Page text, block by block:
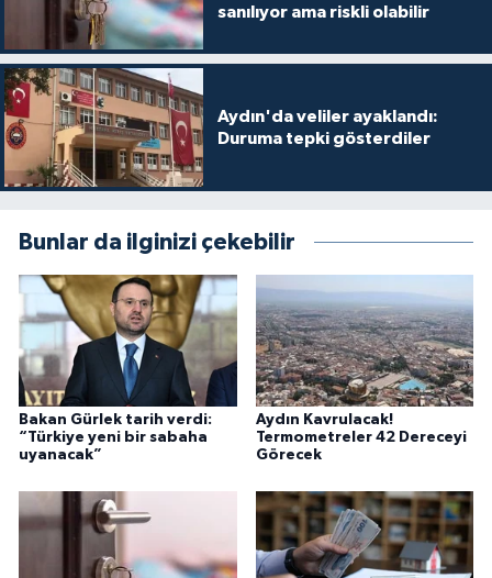
sanılıyor ama riskli olabilir
Aydın'da veliler ayaklandı:
Duruma tepki gösterdiler
Bunlar da ilginizi çekebilir
Bakan Gürlek tarih verdi:
“Türkiye yeni bir sabaha
uyanacak”
Aydın Kavrulacak!
Termometreler 42 Dereceyi
Görecek